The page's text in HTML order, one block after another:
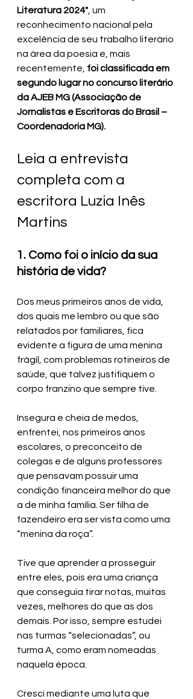
Literatura 2024" , um
reconhecimento nacional pela
excelência de seu trabalho literário
na área da poesia e, mais
recentemente, foi classificada em
segundo lugar no concurso literário
da AJEB MG (Associação de
Jornalistas e Escritoras do Brasil –
Coordenadoria MG).
Leia a entrevista
completa com a
escritora Luzia Inês
Martins
1. Como foi o início da sua
história de vida?
Dos meus primeiros anos de vida,
dos quais me lembro ou que são
relatados por familiares, fica
evidente a figura de uma menina
frágil, com problemas rotineiros de
saúde, que talvez justifiquem o
corpo franzino que sempre tive.
Insegura e cheia de medos,
enfrentei, nos primeiros anos
escolares, o preconceito de
colegas e de alguns professores
que pensavam possuir uma
condição financeira melhor do que
a de minha família. Ser filha de
fazendeiro era ser vista como uma
“menina da roça”.
Tive que aprender a prosseguir
entre eles, pois era uma criança
que conseguia tirar notas, muitas
vezes, melhores do que as dos
demais. Por isso, sempre estudei
nas turmas “selecionadas”, ou
turma A, como eram nomeadas
naquela época.
Cresci mediante uma luta que